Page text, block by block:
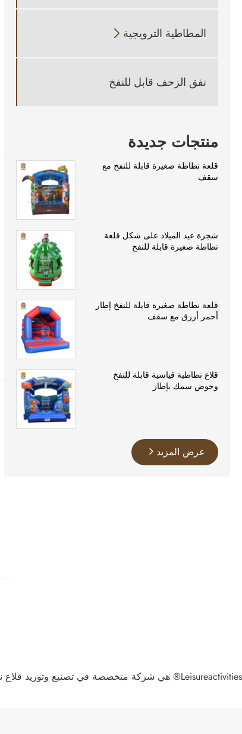
المطاطية الترويجية 
نفق الزحف قابل للنفخ
منتجات جديدة
قلعة نطاطة صغيرة قابلة للنفخ مع
سقف
شجرة عيد الميلاد على شكل قلعة
نطاطة صغيرة قابلة للنفخ
قلعة نطاطة صغيرة قابلة للنفخ إطار
أحمر أزرق مع سقف
قلاع نطاطية قياسية قابلة للنفخ
وحوض سمك بإطار
عرض المزيد
Leisureactivities® هي شركة متخصصة في تصنيع وتوريد قلاع نطاطة متعددة اللعب قابلة للنفخ كبيرة في الصين. نرحب بكم ترحيبا حارا في منتجات عالية الجودة بالجملة بأسعار تنافسية من مصنعنا.